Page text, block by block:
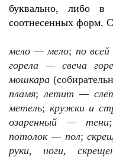
буквально, либо
соотнесенных форм.
мело — мело; по
горела — свеча
мошкара
пламя;летит —
метель; кружки и
озаренный — тени
потолок — пол;
руки, ноги,